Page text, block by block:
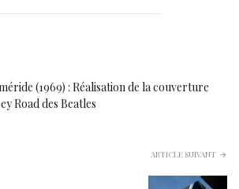
(1969) : Réalisation de la couverture
Road des Beatles
ARTICLE SUIVANT